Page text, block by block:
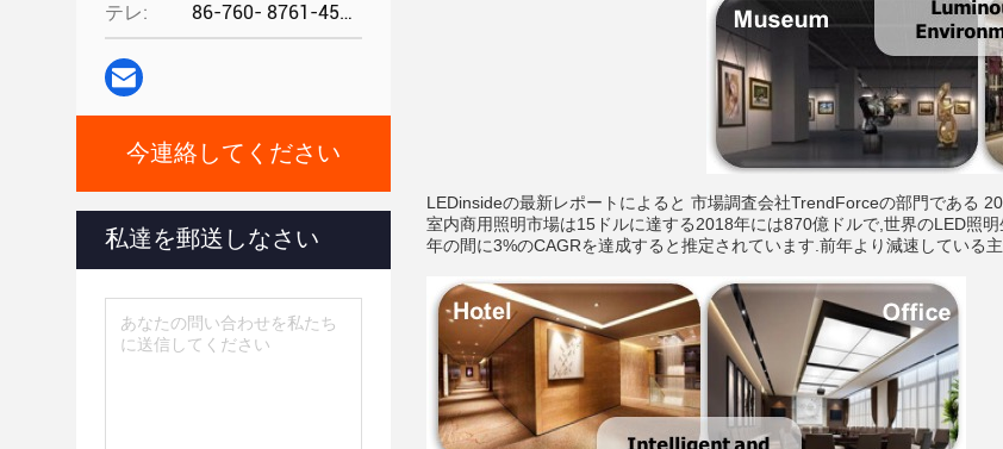
テレ: 86-760- 8761-4582
今連絡してください
私達を郵送しなさい
LEDinsideの最新レポートによると 市場調査会社TrendForceの部門である
室内商用照明市場は15ドルに達する2018年には870億ドルで,世界のLED照
年の間に3%のCAGRを達成すると推定されています.前年より減速している